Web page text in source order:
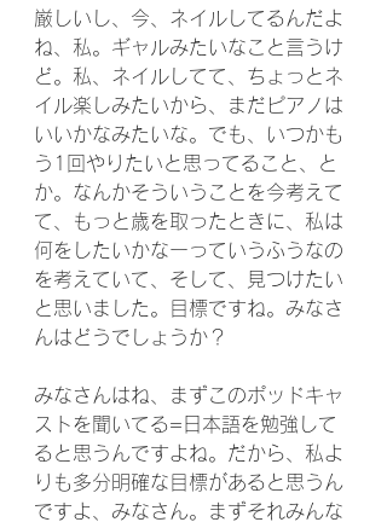
厳しいし、今、ネイルしてるんだよ
ね、私。ギャルみたいなこと言うけ
ど。私、ネイルしてて、ちょっとネ
イル楽しみたいから、まだピアノは
いいかなみたいな。でも、いつかも
う1回やりたいと思ってること、と
か。なんかそういうことを今考えて
て、もっと歳を取ったときに、私は
何をしたいかなーっていうふうなの
を考えていて、そして、見つけたい
と思いました。目標ですね。みなさ
んはどうでしょうか？
みなさんはね、まずこのポッドキャ
ストを聞いてる=日本語を勉強して
ると思うんですよね。だから、私よ
りも多分明確な目標があると思うん
ですよ、みなさん。まずそれみんな